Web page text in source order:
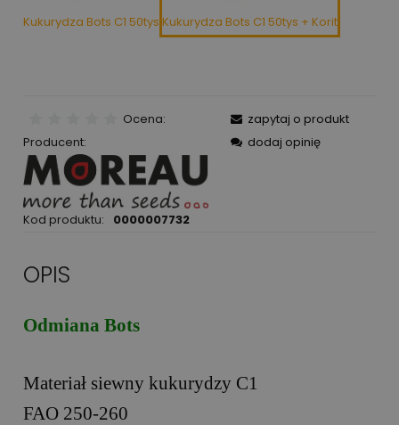
Kukurydza Bots C1 50tys Kukurydza Bots C1 50tys + Korit
Ocena:
Producent:
Kod produktu: 0000007732
zapytaj o produkt
dodaj opinię
OPIS
Odmiana Bots
Materiał siewny kukurydzy C1
FAO 250-260